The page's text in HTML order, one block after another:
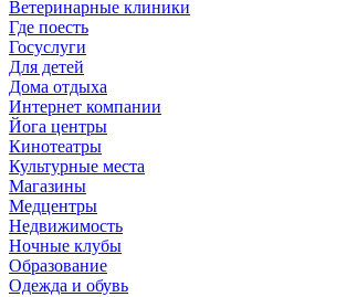
Ветеринарные клиники
Где поесть
Госуслуги
Для детей
Дома отдыха
Интернет компании
Йога центры
Кинотеатры
Культурные места
Магазины
Медцентры
Недвижимость
Ночные клубы
Образование
Одежда и обувь